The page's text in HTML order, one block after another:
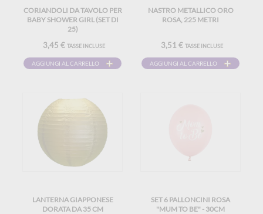
CORIANDOLI DA TAVOLO PER
BABY SHOWER GIRL (SET DI
25)
3,45 € TASSE INCLUSE
AGGIUNGI AL CARRELLO
NASTRO METALLICO ORO
ROSA, 225 METRI
3,51 € TASSE INCLUSE
AGGIUNGI AL CARRELLO
LANTERNA GIAPPONESE
DORATA DA 35 CM
SET 6 PALLONCINI ROSA
"MUM TO BE" - 30CM